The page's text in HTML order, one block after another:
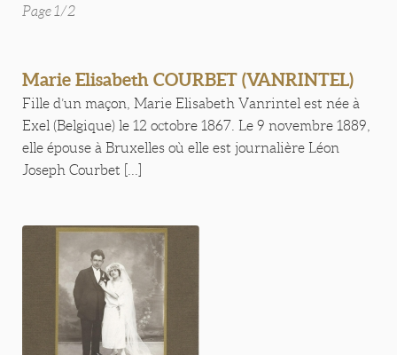
Page 1/2
Marie Elisabeth COURBET (VANRINTEL)
Fille d’un maçon, Marie Elisabeth Vanrintel est née à
Exel (Belgique) le 12 octobre 1867. Le 9 novembre 1889,
elle épouse à Bruxelles où elle est journalière Léon
Joseph Courbet [...]